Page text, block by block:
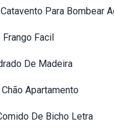
Para Bombear
Frango Facil
De Madeira
Apartamento
De Bicho Letra